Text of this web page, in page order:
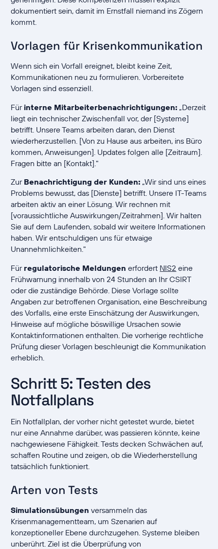
dokumentiert sein, damit im Ernstfall niemand ins Zögern
kommt.
Vorlagen für Krisenkommunikation
Wenn sich ein Vorfall ereignet, bleibt keine Zeit,
Kommunikationen neu zu formulieren. Vorbereitete
Vorlagen sind essenziell.
Für interne Mitarbeiterbenachrichtigungen: „Derzeit
liegt ein technischer Zwischenfall vor, der [Systeme]
betrifft. Unsere Teams arbeiten daran, den Dienst
wiederherzustellen. [Von zu Hause aus arbeiten, ins Büro
kommen, Anweisungen]. Updates folgen alle [Zeitraum].
Fragen bitte an [Kontakt]."
Zur Benachrichtigung der Kunden: „Wir sind uns eines
Problems bewusst, das [Dienste] betrifft. Unsere IT-Teams
arbeiten aktiv an einer Lösung. Wir rechnen mit
[voraussichtliche Auswirkungen/Zeitrahmen]. Wir halten
Sie auf dem Laufenden, sobald wir weitere Informationen
haben. Wir entschuldigen uns für etwaige
Unannehmlichkeiten."
Für regulatorische Meldungen erfordert NIS2 eine
Frühwarnung innerhalb von 24 Stunden an Ihr CSIRT
oder die zuständige Behörde. Diese Vorlage sollte
Angaben zur betroffenen Organisation, eine Beschreibung
des Vorfalls, eine erste Einschätzung der Auswirkungen,
Hinweise auf mögliche böswillige Ursachen sowie
Kontaktinformationen enthalten. Die vorherige rechtliche
Prüfung dieser Vorlagen beschleunigt die Kommunikation
erheblich.
Schritt 5: Testen des
Notfallplans
Ein Notfallplan, der vorher nicht getestet wurde, bietet
nur eine Annahme darüber, was passieren könnte, keine
nachgewiesene Fähigkeit. Tests decken Schwächen auf,
schaffen Routine und zeigen, ob die Wiederherstellung
tatsächlich funktioniert.
Arten von Tests
Simulationsübungen versammeln das
Krisenmanagementteam, um Szenarien auf
konzeptioneller Ebene durchzugehen. Systeme bleiben
unberührt. Ziel ist die Überprüfung von